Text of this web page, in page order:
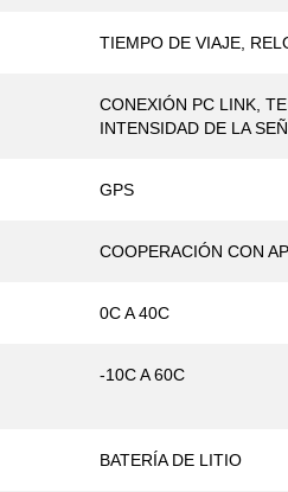
TIEMPO DE VIAJE,
CONEXIÓN PC LINK,
INTENSIDAD DE LA
GPS
COOPERACIÓN CON
0C A 40C
-10C A 60C
BATERÍA DE LITIO